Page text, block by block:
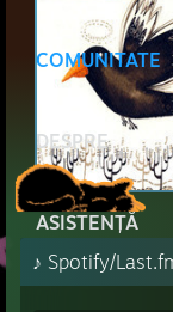
COMUNITATE
DESPRE
ASISTENȚĂ
♪ Spotify/